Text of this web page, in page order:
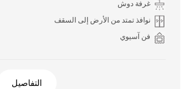
غرفة دوش
نوافذ تمتد من الأرض إلى السقف
فن آسيوي
التفاصيل